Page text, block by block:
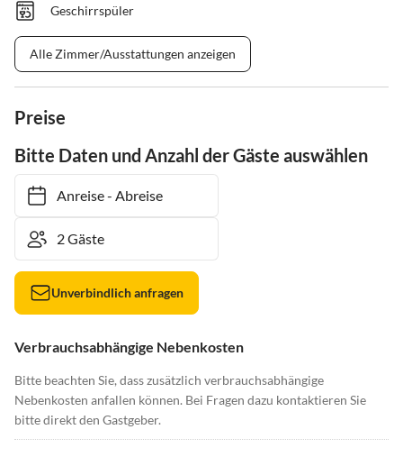
Geschirrspüler
Alle Zimmer/Ausstattungen anzeigen
Preise
Bitte Daten und Anzahl der Gäste auswählen
Anreise- Abreise
Unverbindlich anfragen
Verbrauchsabhängige Nebenkosten
Bitte beachten Sie, dass zusätzlich verbrauchsabhängige
Nebenkosten anfallen können. Bei Fragen dazu kontaktieren Sie
bitte direkt den Gastgeber.